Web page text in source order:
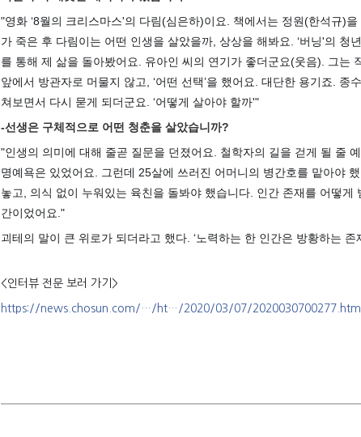
"영화 ‘8월의 크리스마스'의 다림(심은하)이요. 책에서는 정원(한석규)
가 죽은 후 다림이는 어떤 인생을 살았을까, 상상을 해봐요. ‘버닝'의 청
를 통해 제 삶을 돌아봤어요. 유아인 씨의 연기가 좋더군요(웃음). 그는
앞에서 방관자로 머물지 않고, ‘어떤 선택’을 했어요. 대단한 용기죠. 종
쳐보면서 다시 묻게 되더군요. ‘어떻게 살아야 할까'"
-선생은 구체적으로 어떤 청춘을 살았습니까?
"인생의 의미에 대해 줄곧 질문을 던졌어요. 철학자의 길을 걷게 될 줄
명예욕은 있었어요. 그런데 25살에 쓰러진 어머니의 병간호를 맡아야
놓고, 의식 없이 누워있는 육친을 돌봐야 했습니다. 인간 존재를 어떻게
간이었어요."
괴테의 말이 큰 위로가 되더라고 했다. ‘노력하는 한 인간은 방황하는 존
<인터뷰 전문 보러 가기>
https://news.chosun.com/…/ht…/2020/03/07/